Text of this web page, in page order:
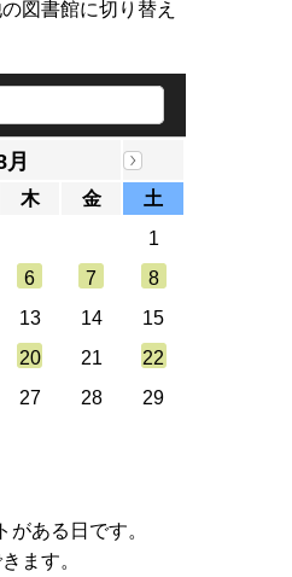
図書館に切り替え
木 金
土
1
6 7
8
13 14
15
20 21
22
27 28
29
がある日です。
ます。